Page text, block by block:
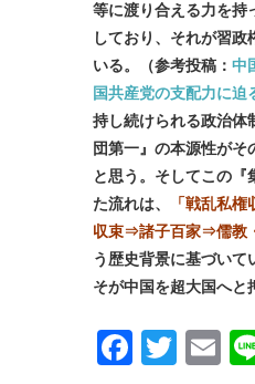
等に渡り合える力を持
しており、それが習政
いる。（参考投稿： 中
国共産党の支配力に迫
持し続けられる政治体
団第一』の本源性がそ
と思う。そしてこの『
た流れは、
「戦乱私
収束⇒諸子百家⇒儒教
う歴史背景に基づいて
そが中国を超大国へと